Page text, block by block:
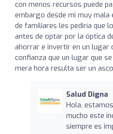
con menos recursos puede
embargo desde mi muy mala
de familiares les pediría que
antes de optar por la óptica
ahorrar e invertir en un lugar
confianza que un lugar que
mera hora resulta ser un
Salud Digna
Hola,
mucho este
siempre es